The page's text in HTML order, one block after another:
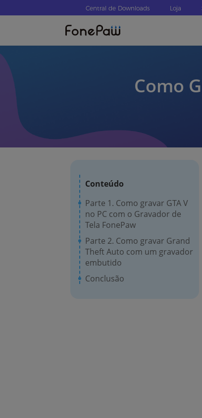
Central de Downloads Loja
Como
Conteúdo
Parte 1. Como gravar GTA V
no PC com o Gravador de
Tela FonePaw
Parte 2. Como gravar Grand
Theft Auto com um gravador
embutido
Conclusão